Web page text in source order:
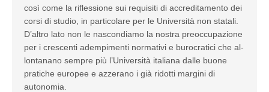
così come la riflessione sui requisiti di accreditamento dei
corsi di studio, in particolare per le Università non statali.
D’altro lato non le nascondiamo la nostra preoccupazione
per i crescenti adempimenti normativi e burocratici che al-
lontanano sempre più l’Università italiana dalle buone
pratiche europee e azzerano i già ridotti margini di
autonomia.